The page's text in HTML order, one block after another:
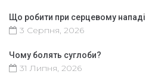
Що робити при серцевому нападі
3 Серпня, 2026
Чому болять суглоби?
31 Липня, 2026